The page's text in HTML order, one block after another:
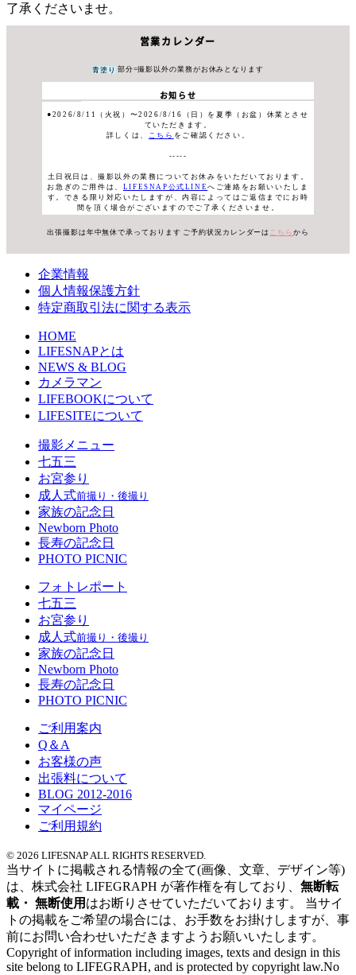
了承くださいませ。
営業カレンダー
青塗り 部分=撮影以外の業務がお休みとなります
お知らせ
●2026/8/11（火祝）〜2026/8/16（日）を夏季（お盆）休業とさせ
ていただきます。
詳しくは、
こちら をご確認ください。
-----
土日祝日は、撮影以外の業務についてお休みをいただいております。
お急ぎのご用件は、 LIFESNAP公式LINEへご連絡をお願いいたしま
す。できる限り対応いたしますが、内容によってはご返信までにお時
間を頂く場合がございますのでご了承くださいませ。
出張撮影は年中無休で承っております ご予約状況カレンダーは こちら から
企業情報
個人情報保護方針
特定商取引法に関する表示
HOME
LIFESNAPとは
NEWS & BLOG
カメラマン
LIFEBOOKについて
LIFESITEについて
撮影メニュー
七五三
お宮参り
成人式前撮り・後撮り
家族の記念日
Newborn Photo
長寿の記念日
PHOTO PICNIC
フォトレポート
七五三
お宮参り
成人式前撮り・後撮り
家族の記念日
Newborn Photo
長寿の記念日
PHOTO PICNIC
ご利用案内
Q＆A
お客様の声
出張料について
BLOG 2012-2016
マイページ
ご利用規約
© 2026 LIFESNAP ALL RIGHTS RESERVED.
当サイトに掲載される情報の全て(画像、文章、デザイン等)
は、 株式会社 LIFEGRAPH が著作権を有しており、 無断転
載・ 無断使用 はお断りさせていただいております。
当サイ
トの掲載をご希望の場合には、 お手数をお掛けしますが、 事
前にお問い合わせいただきますよう お願いいたします。
Copyright of information including images, texts and design in this
site belong to LIFEGRAPH, and is protected by copyright law.No